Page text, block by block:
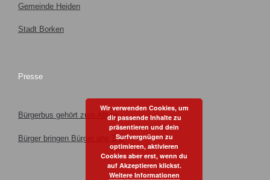
Gemeinde Heiden
Stadt Borken
Presse
Bürgerbus gehört zum Alltag
Bürger bringen Bürger ans Ziel
Wir verwenden Cookies, um
dir passende Inhalte zu
präsentieren und dein
Surfvergnügen zu
optimieren, aktivieren
Cookies aber erst, wenn du
auf Akzeptieren klickst.
Weitere Informationen